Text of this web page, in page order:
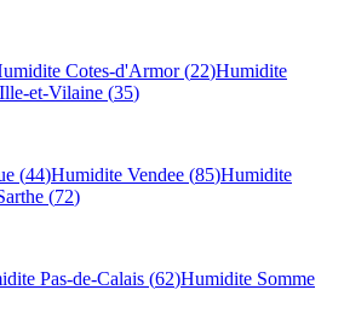
Cotes-d'Armor(22)Humidite
Ille-et-Vilaine (35)
(44)Humidite Vendee (85)Humidite
(72)
Pas-de-Calais (62)Humidite Somme